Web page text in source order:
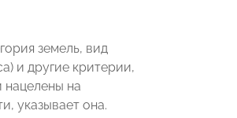
земель, вид
и другие критерии,
нацелены на
указывает она.